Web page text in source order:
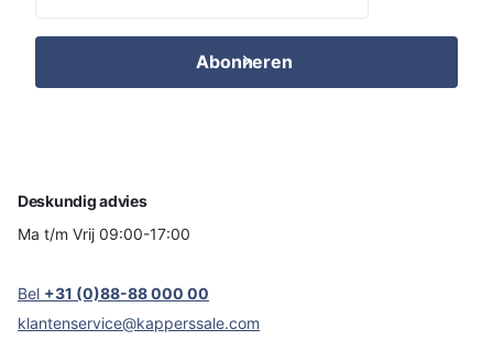
Abonneren
Deskundig advies
Ma t/m Vrij 09:00-17:00
Bel +31 (0)88-88 000 00
klantenservice@kapperssale.com